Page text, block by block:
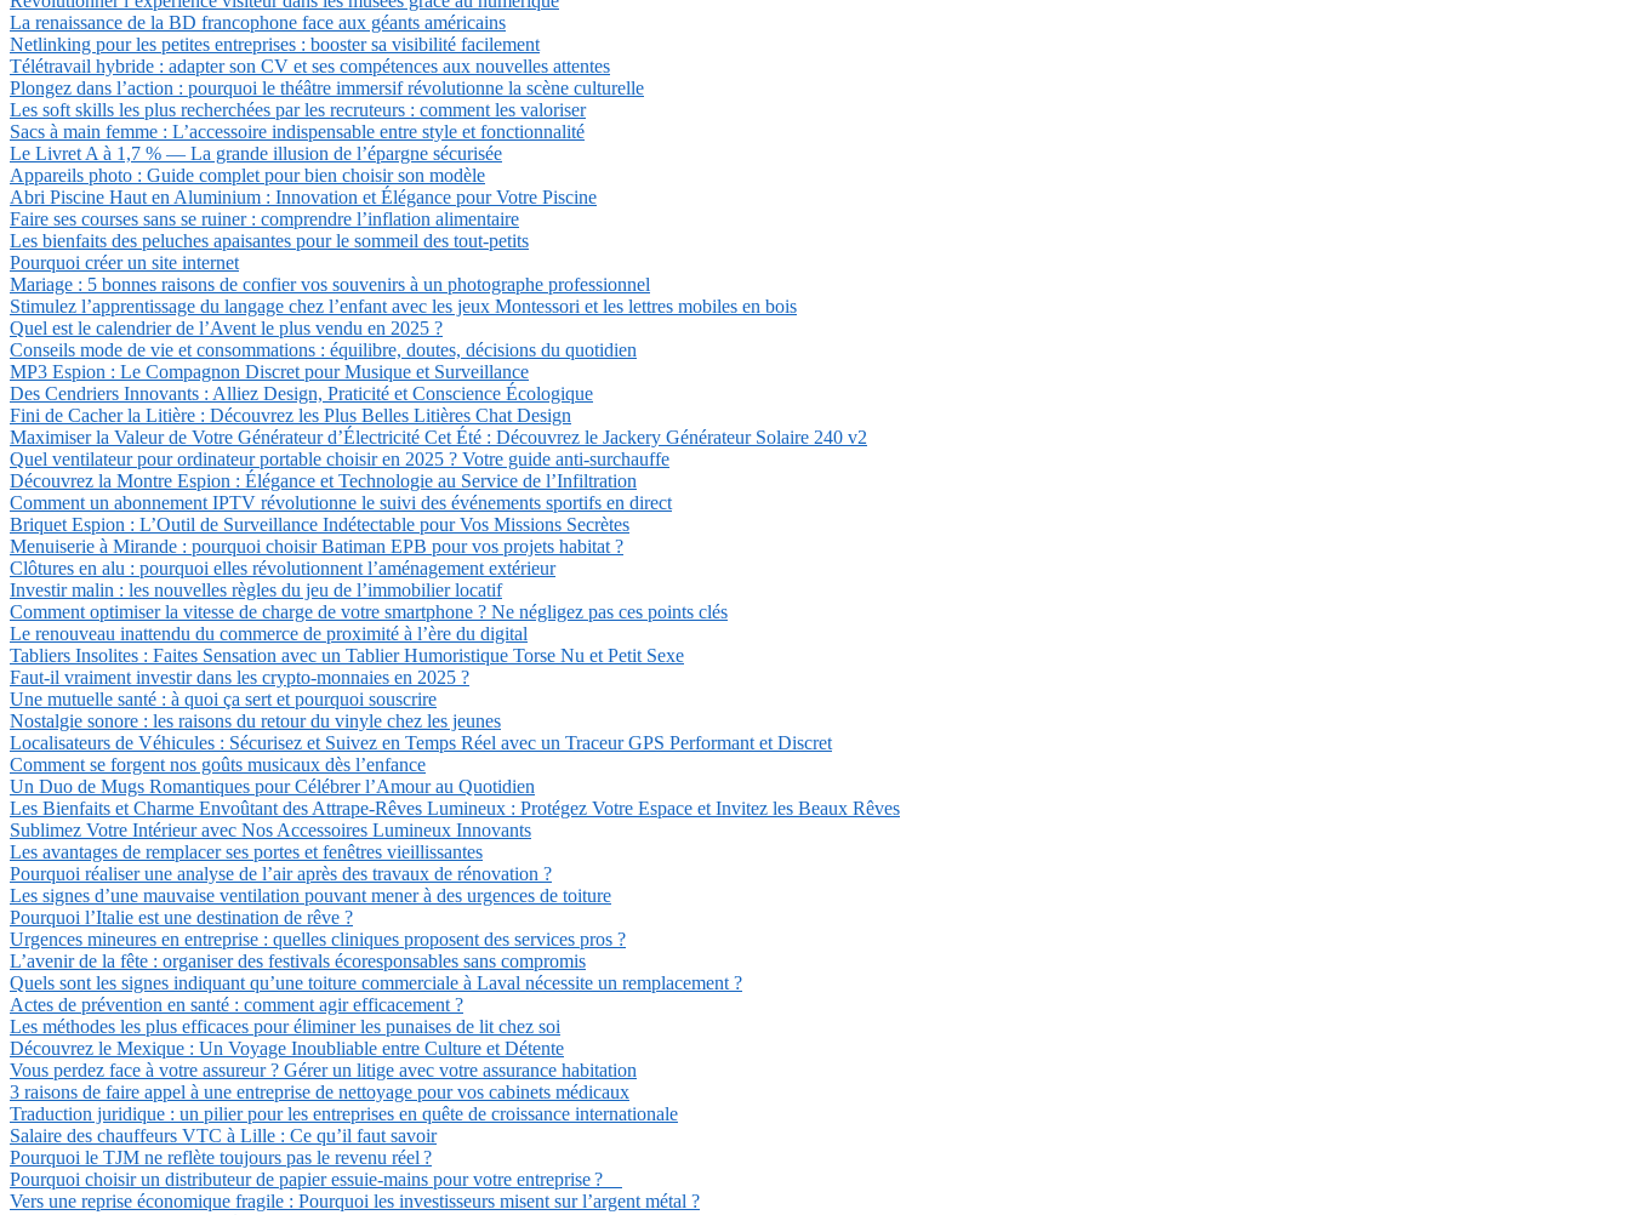
La renaissance de la BD francophone face aux géants américains
Netlinking pour les petites entreprises : booster sa visibilité facilement
Télétravail hybride : adapter son CV et ses compétences aux nouvelles attentes
Plongez dans l’action : pourquoi le théâtre immersif révolutionne la scène culturelle
Les soft skills les plus recherchées par les recruteurs : comment les valoriser
Sacs à main femme : L’accessoire indispensable entre style et fonctionnalité
Le Livret A à 1,7 % — La grande illusion de l’épargne sécurisée
Appareils photo : Guide complet pour bien choisir son modèle
Abri Piscine Haut en Aluminium : Innovation et Élégance pour Votre Piscine
Faire ses courses sans se ruiner : comprendre l’inflation alimentaire
Les bienfaits des peluches apaisantes pour le sommeil des tout-petits
Pourquoi créer un site internet
Mariage : 5 bonnes raisons de confier vos souvenirs à un photographe professionnel
Stimulez l’apprentissage du langage chez l’enfant avec les jeux Montessori et les lettres mobiles en bois
Quel est le calendrier de l’Avent le plus vendu en 2025 ?
Conseils mode de vie et consommations : équilibre, doutes, décisions du quotidien
MP3 Espion : Le Compagnon Discret pour Musique et Surveillance
Des Cendriers Innovants : Alliez Design, Praticité et Conscience Écologique
Fini de Cacher la Litière : Découvrez les Plus Belles Litières Chat Design
Maximiser la Valeur de Votre Générateur d’Électricité Cet Été : Découvrez le Jackery Générateur Solaire 240 v2
Quel ventilateur pour ordinateur portable choisir en 2025 ? Votre guide anti-surchauffe
Découvrez la Montre Espion : Élégance et Technologie au Service de l’Infiltration
Comment un abonnement IPTV révolutionne le suivi des événements sportifs en direct
Briquet Espion : L’Outil de Surveillance Indétectable pour Vos Missions Secrètes
Menuiserie à Mirande : pourquoi choisir Batiman EPB pour vos projets habitat ?
Clôtures en alu : pourquoi elles révolutionnent l’aménagement extérieur
Investir malin : les nouvelles règles du jeu de l’immobilier locatif
Comment optimiser la vitesse de charge de votre smartphone ? Ne négligez pas ces points clés
Le renouveau inattendu du commerce de proximité à l’ère du digital
Tabliers Insolites : Faites Sensation avec un Tablier Humoristique Torse Nu et Petit Sexe
Faut-il vraiment investir dans les crypto-monnaies en 2025 ?
Une mutuelle santé : à quoi ça sert et pourquoi souscrire
Nostalgie sonore : les raisons du retour du vinyle chez les jeunes
Localisateurs de Véhicules : Sécurisez et Suivez en Temps Réel avec un Traceur GPS Performant et Discret
Comment se forgent nos goûts musicaux dès l’enfance
Un Duo de Mugs Romantiques pour Célébrer l’Amour au Quotidien
Les Bienfaits et Charme Envoûtant des Attrape-Rêves Lumineux : Protégez Votre Espace et Invitez les Beaux Rêves
Sublimez Votre Intérieur avec Nos Accessoires Lumineux Innovants
Les avantages de remplacer ses portes et fenêtres vieillissantes
Pourquoi réaliser une analyse de l’air après des travaux de rénovation ?
Les signes d’une mauvaise ventilation pouvant mener à des urgences de toiture
Pourquoi l’Italie est une destination de rêve ?
Urgences mineures en entreprise : quelles cliniques proposent des services pros ?
L’avenir de la fête : organiser des festivals écoresponsables sans compromis
Quels sont les signes indiquant qu’une toiture commerciale à Laval nécessite un remplacement ?
Actes de prévention en santé : comment agir efficacement ?
Les méthodes les plus efficaces pour éliminer les punaises de lit chez soi
Découvrez le Mexique : Un Voyage Inoubliable entre Culture et Détente
Vous perdez face à votre assureur ? Gérer un litige avec votre assurance habitation
3 raisons de faire appel à une entreprise de nettoyage pour vos cabinets médicaux
Traduction juridique : un pilier pour les entreprises en quête de croissance internationale
Salaire des chauffeurs VTC à Lille : Ce qu’il faut savoir
Pourquoi le TJM ne reflète toujours pas le revenu réel ?
Pourquoi choisir un distributeur de papier essuie-mains pour votre entreprise ?
Vers une reprise économique fragile : Pourquoi les investisseurs misent sur l’argent métal ?